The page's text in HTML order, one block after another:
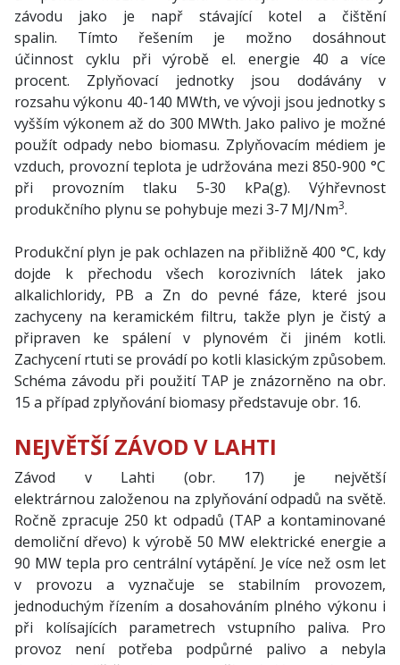
závodu jako je např stávající kotel a čištění
spalin. Tímto řešením je možno dosáhnout
účinnost cyklu při výrobě el. energie 40 a více
procent. Zplyňovací jednotky jsou dodávány v
rozsahu výkonu 40-140 MWth, ve vývoji jsou jednotky s
vyšším výkonem až do 300 MWth. Jako palivo je možné
použít odpady nebo biomasu. Zplyňovacím médiem je
vzduch, provozní teplota je udržována mezi 850-900 °C
při provozním tlaku 5-30 kPa(g). Výhřevnost
produkčního plynu se pohybuje mezi 3-7 MJ/Nm3.
Produkční plyn je pak ochlazen na přibližně 400 °C, kdy
dojde k přechodu všech korozivních látek jako
alkalichloridy, PB a Zn do pevné fáze, které jsou
zachyceny na keramickém filtru, takže plyn je čistý a
připraven ke spálení v plynovém či jiném kotli.
Zachycení rtuti se provádí po kotli klasickým způsobem.
Schéma závodu při použití TAP je znázorněno na obr.
15 a případ zplyňování biomasy představuje obr. 16.
NEJVĚTŠÍ ZÁVOD V LAHTI
Závod v Lahti (obr. 17) je největší
elektrárnou založenou na zplyňování odpadů na světě.
Ročně zpracuje 250 kt odpadů (TAP a kontaminované
demoliční dřevo) k výrobě 50 MW elektrické energie a
90 MW tepla pro centrální vytápění. Je více než osm let
v provozu a vyznačuje se stabilním provozem,
jednoduchým řízením a dosahováním plného výkonu i
při kolísajících parametrech vstupního paliva. Pro
provoz není potřeba podpůrné palivo a nebyla